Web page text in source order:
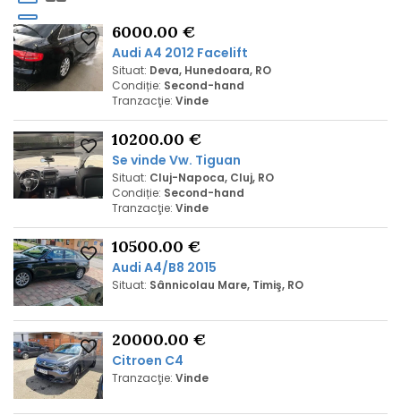
6000.00 €
Audi A4 2012 Facelift
Situat: Deva, Hunedoara, RO
Condiție: Second-hand
Tranzacţie: Vinde
10200.00 €
Se vinde Vw. Tiguan
Situat: Cluj-Napoca, Cluj, RO
Condiție: Second-hand
Tranzacţie: Vinde
10500.00 €
Audi A4/B8 2015
Situat: Sânnicolau Mare, Timiş, RO
20000.00 €
Citroen C4
Tranzacţie: Vinde